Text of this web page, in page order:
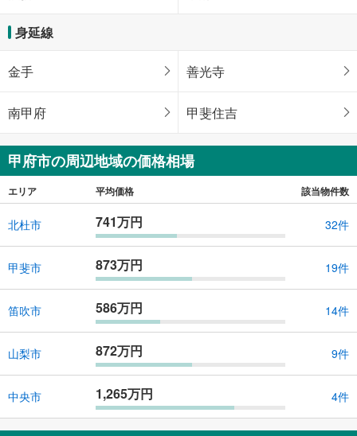
身延線
金手 善光寺
南甲府 甲斐住吉
甲府市の周辺地域の価格相場
エリア 平均価格 該当物件数
北杜市 741万円 32件
甲斐市 873万円 19件
笛吹市 586万円 14件
山梨市 872万円 9件
中央市 1,265万円 4件